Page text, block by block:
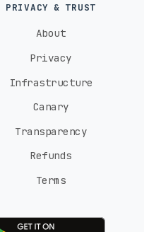
PRIVACY & TRUST
About
Privacy
Infrastructure
Canary
Transparency
Refunds
Terms